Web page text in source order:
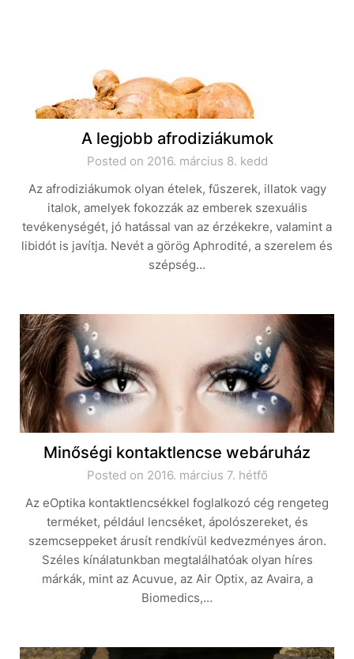
A legjobb afrodiziákumok
Posted on 2016. március 8. kedd
Az afrodiziákumok olyan ételek, fűszerek, illatok vagy
italok, amelyek fokozzák az emberek szexuális
tevékenységét, jó hatással van az érzékekre, valamint a
libidót is javítja. Nevét a görög Aphrodité, a szerelem és
szépség…
Minőségi kontaktlencse webáruház
Posted on 2016. március 7. hétfő
Az eOptika kontaktlencsékkel foglalkozó cég rengeteg
terméket, például lencséket, ápolószereket, és
szemcseppeket árusít rendkívül kedvezményes áron.
Széles kínálatunkban megtalálhatóak olyan híres
márkák, mint az Acuvue, az Air Optix, az Avaira, a
Biomedics,…